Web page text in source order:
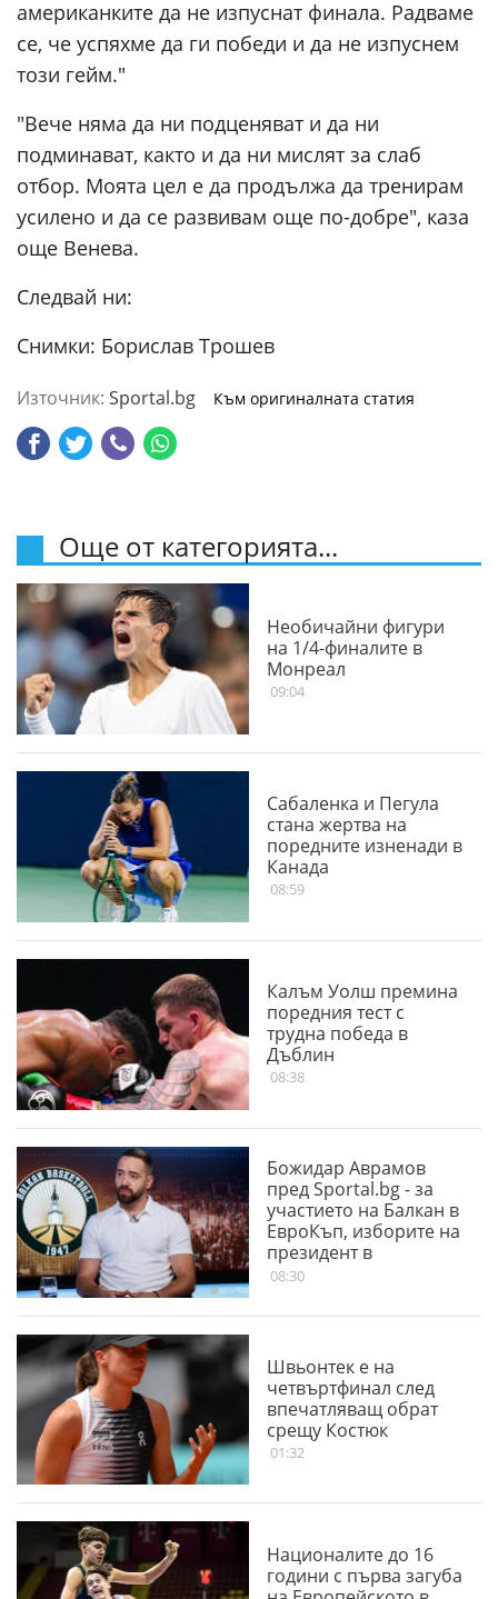
американките да не изпуснат финала. Радваме
се, че успяхме да ги победи и да не изпуснем
този гейм."
"Вече няма да ни подценяват и да ни
подминават, както и да ни мислят за слаб
отбор. Моята цел е да продължа да тренирам
усилено и да се развивам още по-добре", каза
още Венева.
Следвай ни:
Снимки: Борислав Трошев
Източник: Sportal.bg Към оригиналната статия
Още от категорията...
Необичайни фигури
на 1/4-финалите в
Монреал
09:04
Сабаленка и Пегула
стана жертва на
поредните изненади в
Канада
08:59
Калъм Уолш премина
поредния тест с
трудна победа в
Дъблин
08:38
Божидар Аврамов
пред Sportal.bg - за
участието на Балкан в
ЕвроКъп, изборите на
президент в
БФБаскетбол и
08:30
Швьонтек е на
четвъртфинал след
впечатляващ обрат
срещу Костюк
01:32
Националите до 16
години с първа загуба